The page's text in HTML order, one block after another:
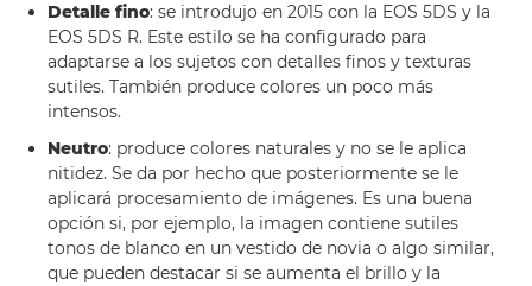
Detalle fino: se introdujo en 2015 con la EOS 5DS y la
EOS 5DS R. Este estilo se ha configurado para
adaptarse a los sujetos con detalles finos y texturas
sutiles. También produce colores un poco más
intensos.
Neutro: produce colores naturales y no se le aplica
nitidez. Se da por hecho que posteriormente se le
aplicará procesamiento de imágenes. Es una buena
opción si, por ejemplo, la imagen contiene sutiles
tonos de blanco en un vestido de novia o algo similar,
que pueden destacar si se aumenta el brillo y la